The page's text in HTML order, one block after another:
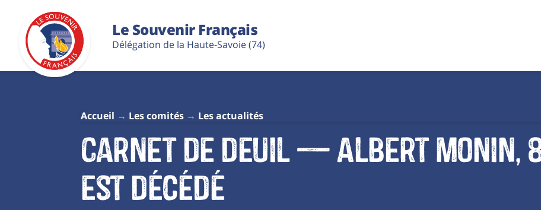
Le Souvenir Français
Délégation de la Haute-Savoie (74)
Accueil Les comités Les actualités
Carnet de deuil — Albert Monin,
est décédé